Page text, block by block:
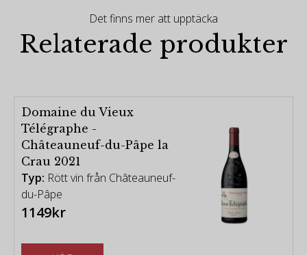
Det finns mer att upptäcka
Relaterade produkter
Domaine du Vieux
Télégraphe -
Châteauneuf-du-Pâpe la
Crau 2021
Typ: Rött vin från Châteauneuf-
du-Pâpe
1149kr